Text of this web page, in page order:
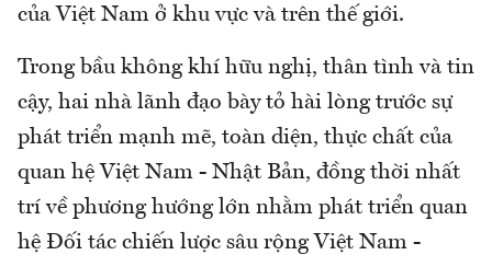
của Việt Nam ở khu vực và trên thế giới.
Trong bầu không khí hữu nghị, thân tình và tin
cậy, hai nhà lãnh đạo bày tỏ hài lòng trước sự
phát triển mạnh mẽ, toàn diện, thực chất của
quan hệ Việt Nam - Nhật Bản, đồng thời nhất
trí về phương hướng lớn nhằm phát triển quan
hệ Đối tác chiến lược sâu rộng Việt Nam -